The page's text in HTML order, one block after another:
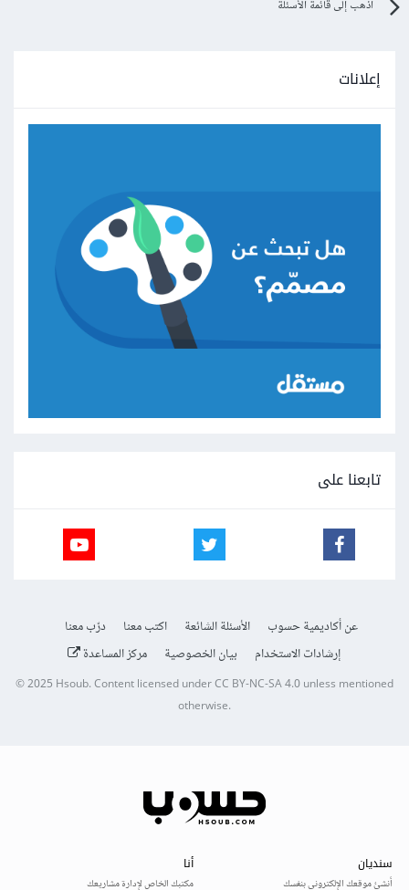
اذهب إلى قائمة الأسئلة
إعلانات
تابعنا على
عن أكاديمية حسوب الأسئلة الشائعة اكتب معنا
درّب معنا
إرشادات الاستخدام
بيان الخصوصية مركز المساعدة
© 2025Hsoub.Content licensed underCC BY-NC-SA 4.0unless mentioned
otherwise.